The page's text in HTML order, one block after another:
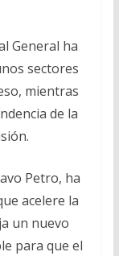
General ha
sectores
mientras
de la
Petro, ha
acelere la
un nuevo
para que el